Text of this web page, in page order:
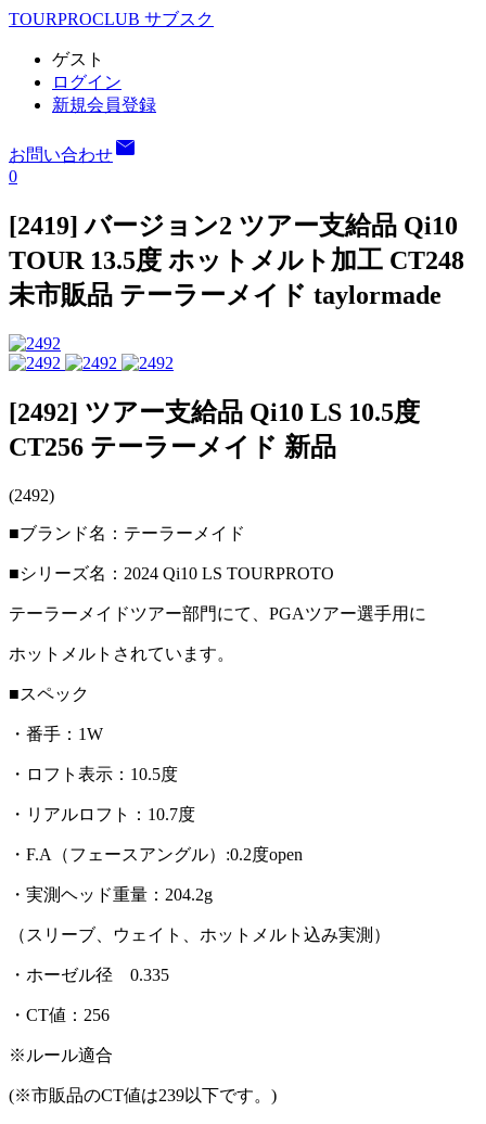
TOURPROCLUB サブスク
ゲスト
ログイン
新規会員登録
お問い合わせmail
0
[2419] バージョン2 ツアー支給品 Qi10
TOUR 13.5度 ホットメルト加工 CT248
未市販品 テーラーメイド taylormade
[2492] ツアー支給品 Qi10 LS 10.5度
CT256 テーラーメイド 新品
(2492)
■ブランド名：テーラーメイド
■シリーズ名：2024 Qi10 LS TOURPROTO
テーラーメイドツアー部門にて、PGAツアー選手用に
ホットメルトされています。
■スペック
・番手：1W
・ロフト表示：10.5度
・リアルロフト：10.7度
・F.A（フェースアングル）:0.2度open
・実測ヘッド重量：204.2g
（スリーブ、ウェイト、ホットメルト込み実測）
・ホーゼル径 0.335
・CT値：256
※ルール適合
(※市販品のCT値は239以下です。)